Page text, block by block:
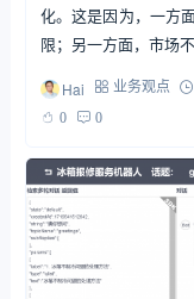
化。这是因为，一方
限；另一方面，市场
Hai 业务观点
0
0